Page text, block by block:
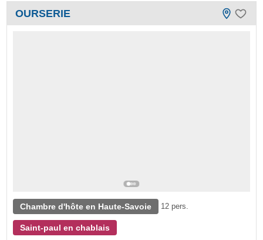
OURSERIE
Chambre d'hôte en Haute-Savoie 12 pers.
Saint-paul en chablais